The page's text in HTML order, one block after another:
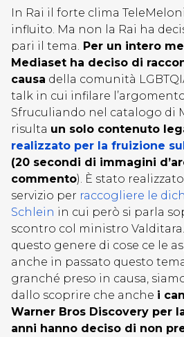
In Rai il forte clima
influito. Ma non la Rai ha
pari il tema. Per un intero
Mediaset ha deciso di
causa della comunità
talk in cui infilare
Sfruculiando nel catalogo di
risulta un solo contenuto
realizzato per la fruizione
(20 secondi di immagini
commento). È stato
servizio per raccogliere le
Schlein in cui però si parla
scontro col ministro
questo genere di cose ce le
anche in passato questo
granché preso in causa,
dallo scoprire che anche i
Warner Bros Discovery per
anni hanno deciso di non